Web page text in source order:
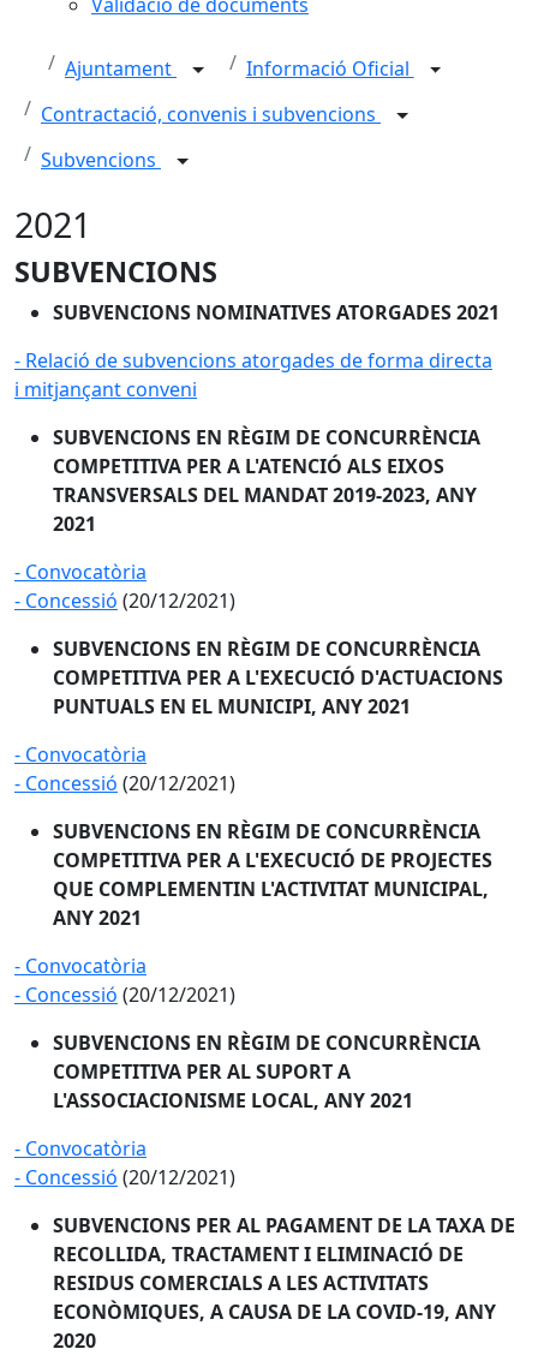
Ajuntament
Informació Oficial
Contractació, convenis i subvencions
Subvencions
2021
SUBVENCIONS
SUBVENCIONS NOMINATIVES ATORGADES 2021
- Relació de subvencions atorgades de forma directa
i mitjançant conveni
SUBVENCIONS EN RÈGIM DE CONCURRÈNCIA
COMPETITIVA PER A L'ATENCIÓ ALS EIXOS
TRANSVERSALS DEL MANDAT 2019-2023, ANY
2021
- Convocatòria
- Concessió (20/12/2021)
SUBVENCIONS EN RÈGIM DE CONCURRÈNCIA
COMPETITIVA PER A L'EXECUCIÓ D'ACTUACIONS
PUNTUALS EN EL MUNICIPI, ANY 2021
- Convocatòria
- Concessió (20/12/2021)
SUBVENCIONS EN RÈGIM DE CONCURRÈNCIA
COMPETITIVA PER A L'EXECUCIÓ DE PROJECTES
QUE COMPLEMENTIN L'ACTIVITAT MUNICIPAL,
ANY 2021
- Convocatòria
- Concessió (20/12/2021)
SUBVENCIONS EN RÈGIM DE CONCURRÈNCIA
COMPETITIVA PER AL SUPORT A
L'ASSOCIACIONISME LOCAL, ANY 2021
- Convocatòria
- Concessió (20/12/2021)
SUBVENCIONS PER AL PAGAMENT DE LA TAXA DE
RECOLLIDA, TRACTAMENT I ELIMINACIÓ DE
RESIDUS COMERCIALS A LES ACTIVITATS
ECONÒMIQUES, A CAUSA DE LA COVID-19, ANY
2020